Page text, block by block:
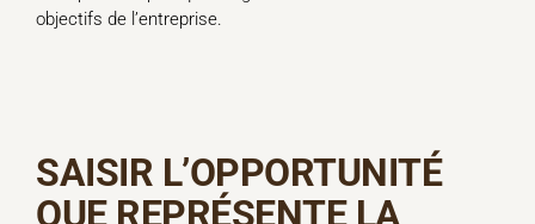
objectifs de l’entreprise.
SAISIR L’OPPORTUNITÉ
QUE REPRÉSENTE LA